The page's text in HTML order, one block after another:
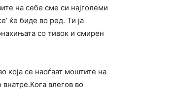
на себе сме си најголеми
ќе биде во ред. Ти ја
со тивок и смирен
која се наоѓаат моштите на
влегов во